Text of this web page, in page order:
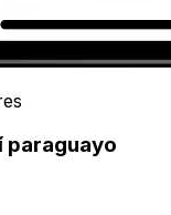
paraguayo